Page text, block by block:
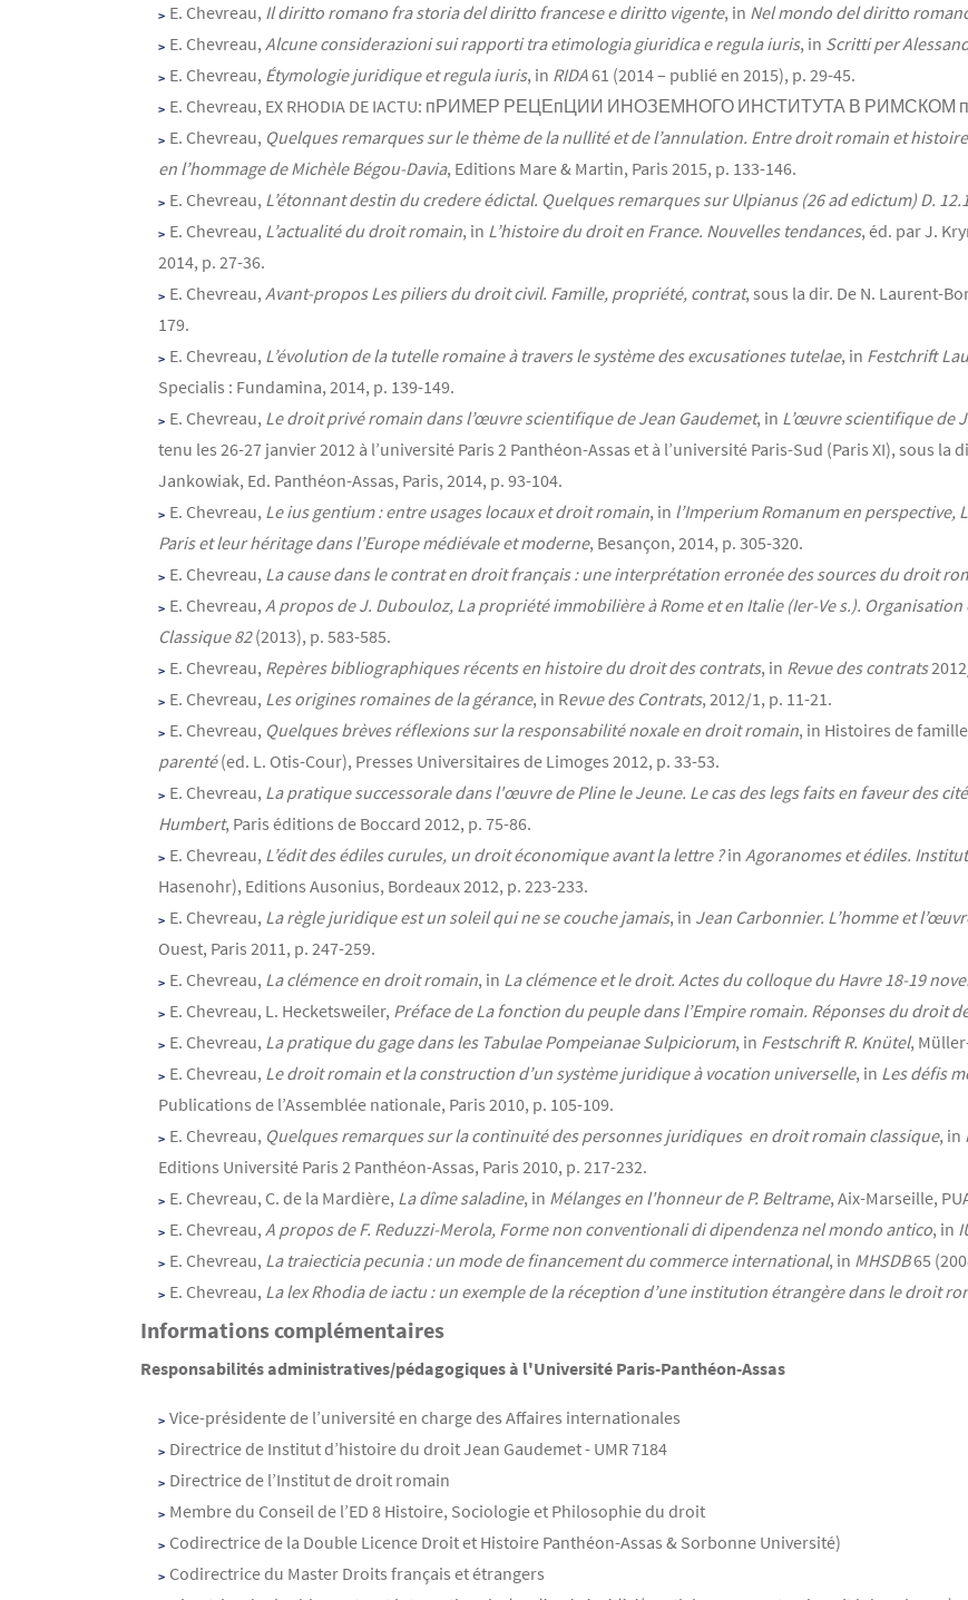
E. Chevreau, Il diritto romano fra storia del diritto francese e diritto vigente, in Nel mondo del diritto
E. Chevreau, Alcune considerazioni sui rapporti tra etimologia giuridica e regula iuris, in Scritti per
E. Chevreau, Étymologie juridique et regula iuris, in RIDA61 (2014 – publié en 2015), p. 29-45.
E. Chevreau, EX RHODIA DE IACTU: пРИМЕР РЕЦЕпЦИИ ИНОЗЕМНОГО ИНСТИТУТА В РИМСКОМ
E. Chevreau, Quelques remarques sur le thème de la nullité et de l’annulation. Entre droit romain et
en l’hommage de Michèle Bégou-Davia, Editions Mare & Martin, Paris 2015, p. 133-146.
E. Chevreau, L’étonnant destin du credere édictal. Quelques remarques sur Ulpianus (26 ad edictum) D.
E. Chevreau, L’actualité du droit romain, in L’histoire du droit en France. Nouvelles tendances, éd. par J.
2014, p. 27-36.
E. Chevreau, Avant-propos Les piliers du droit civil. Famille, propriété, contrat, sous la dir. De N. Laurent-
179.
E. Chevreau, L’évolution de la tutelle romaine à travers le système des excusationes tutelae, in Festchrift
Specialis : Fundamina, 2014, p. 139-149.
E. Chevreau, Le droit privé romain dans l’œuvre scientifique de Jean Gaudemet, in L’œuvre scientifique de
tenu les 26-27 janvier 2012 à l’université Paris 2 Panthéon-Assas et à l’université Paris-Sud (Paris XI), sous la
Jankowiak, Ed. Panthéon-Assas, Paris, 2014, p. 93-104.
E. Chevreau, Le ius gentium : entre usages locaux et droit romain, in l’Imperium Romanum en perspective,
Paris et leur héritage dans l’Europe médiévale et moderne, Besançon, 2014, p. 305-320.
E. Chevreau, La cause dans le contrat en droit français : une interprétation erronée des sources du droit
E. Chevreau, A propos de J. Dubouloz, La propriété immobilière à Rome et en Italie (Ier-Ve s.).
Classique 82(2013), p. 583-585.
E. Chevreau, Repères bibliographiques récents en histoire du droit des contrats, in Revue des contrats
E. Chevreau, Les origines romaines de la gérance, in Revue des Contrats, 2012/1, p. 11-21.
E. Chevreau, Quelques brèves réflexions sur la responsabilité noxale en droit romain, in Histoires de
parenté(ed. L. Otis-Cour), Presses Universitaires de Limoges 2012, p. 33-53.
E. Chevreau, La pratique successorale dans l'œuvre de Pline le Jeune. Le cas des legs faits en faveur des
Humbert, Paris éditions de Boccard 2012, p. 75-86.
E. Chevreau, L’édit des édiles curules, un droit économique avant la lettre ?in Agoranomes et édiles.
Hasenohr), Editions Ausonius, Bordeaux 2012, p. 223-233.
E. Chevreau, La règle juridique est un soleil qui ne se couche jamais, in Jean Carbonnier. L’homme et
Ouest, Paris 2011, p. 247-259.
E. Chevreau, La clémence en droit romain, in La clémence et le droit. Actes du colloque du Havre 18-19
E. Chevreau, L. Hecketsweiler, Préface de La fonction du peuple dans l’Empire romain. Réponses du droit
E. Chevreau, La pratique du gage dans les Tabulae Pompeianae Sulpiciorum, in Festschrift R. Knütel,
E. Chevreau, Le droit romain et la construction d’un système juridique à vocation universelle, in Les défis
Publications de l’Assemblée nationale, Paris 2010, p. 105-109.
E. Chevreau, Quelques remarques sur la continuité des personnes juridiques en droit romain classique, in
Editions Université Paris 2 Panthéon-Assas, Paris 2010, p. 217-232.
E. Chevreau, C. de la Mardière, La dîme saladine, in Mélanges en l'honneur de P. Beltrame, Aix-Marseille,
E. Chevreau, A propos de F. Reduzzi-Merola, Forme non conventionali di dipendenza nel mondo antico, in
E. Chevreau, La traiecticia pecunia : un mode de financement du commerce international, in MHSDB65
E. Chevreau, La lex Rhodia de iactu : un exemple de la réception d’une institution étrangère dans le droit
Informations complémentaires
Responsabilités administratives/pédagogiques à l'Université Paris-Panthéon-Assas
Vice-présidente de l’université en charge des Affaires internationales
Directrice de Institut d’histoire du droit Jean Gaudemet - UMR 7184
Directrice de l’Institut de droit romain
Membre du Conseil de l’ED 8 Histoire, Sociologie et Philosophie du droit
Codirectrice de la Double Licence Droit et Histoire Panthéon-Assas & Sorbonne Université)
Codirectrice du Master Droits français et étrangers